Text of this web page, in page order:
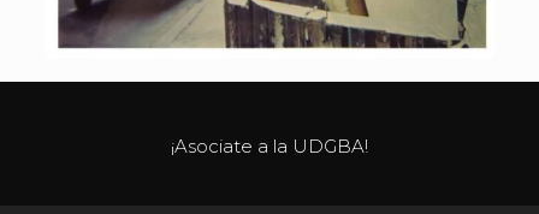
¡Asociate a la UDGBA!